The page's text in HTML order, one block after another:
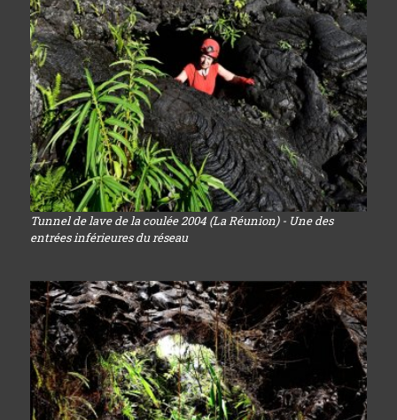
Tunnel de lave de la coulée 2004 (La Réunion) - Une des
entrées inférieures du réseau